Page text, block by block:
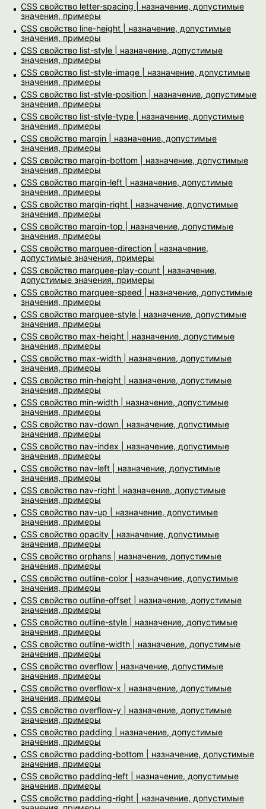
CSS свойство letter-spacing | назначение, допустимые
значения, примеры
CSS свойство line-height | назначение, допустимые
значения, примеры
CSS свойство list-style | назначение, допустимые
значения, примеры
CSS свойство list-style-image | назначение, допустимые
значения, примеры
CSS свойство list-style-position | назначение, допустимые
значения, примеры
CSS свойство list-style-type | назначение, допустимые
значения, примеры
CSS свойство margin | назначение, допустимые
значения, примеры
CSS свойство margin-bottom | назначение, допустимые
значения, примеры
CSS свойство margin-left | назначение, допустимые
значения, примеры
CSS свойство margin-right | назначение, допустимые
значения, примеры
CSS свойство margin-top | назначение, допустимые
значения, примеры
CSS свойство marquee-direction | назначение,
допустимые значения, примеры
CSS свойство marquee-play-count | назначение,
допустимые значения, примеры
CSS свойство marquee-speed | назначение, допустимые
значения, примеры
CSS свойство marquee-style | назначение, допустимые
значения, примеры
CSS свойство max-height | назначение, допустимые
значения, примеры
CSS свойство max-width | назначение, допустимые
значения, примеры
CSS свойство min-height | назначение, допустимые
значения, примеры
CSS свойство min-width | назначение, допустимые
значения, примеры
CSS свойство nav-down | назначение, допустимые
значения, примеры
CSS свойство nav-index | назначение, допустимые
значения, примеры
CSS свойство nav-left | назначение, допустимые
значения, примеры
CSS свойство nav-right | назначение, допустимые
значения, примеры
CSS свойство nav-up | назначение, допустимые
значения, примеры
CSS свойство opacity | назначение, допустимые
значения, примеры
CSS свойство orphans | назначение, допустимые
значения, примеры
CSS свойство outline-color | назначение, допустимые
значения, примеры
CSS свойство outline-offset | назначение, допустимые
значения, примеры
CSS свойство outline-style | назначение, допустимые
значения, примеры
CSS свойство outline-width | назначение, допустимые
значения, примеры
CSS свойство overflow | назначение, допустимые
значения, примеры
CSS свойство overflow-x | назначение, допустимые
значения, примеры
CSS свойство overflow-y | назначение, допустимые
значения, примеры
CSS свойство padding | назначение, допустимые
значения, примеры
CSS свойство padding-bottom | назначение, допустимые
значения, примеры
CSS свойство padding-left | назначение, допустимые
значения, примеры
CSS свойство padding-right | назначение, допустимые